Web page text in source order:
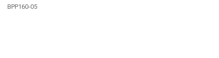
BPP160-05